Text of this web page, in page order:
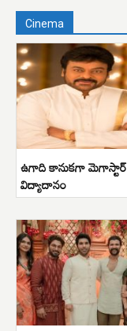
Cinema
ఉగాది కానుకగా మెగాస్టార్
విద్యాదానం